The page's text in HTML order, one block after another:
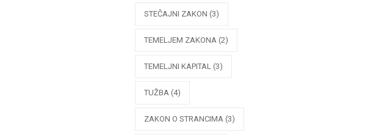
STEČAJNI ZAKON (3)
TEMELJEM ZAKONA (2)
TEMELJNI KAPITAL (3)
TUŽBA (4)
ZAKON O STRANCIMA (3)